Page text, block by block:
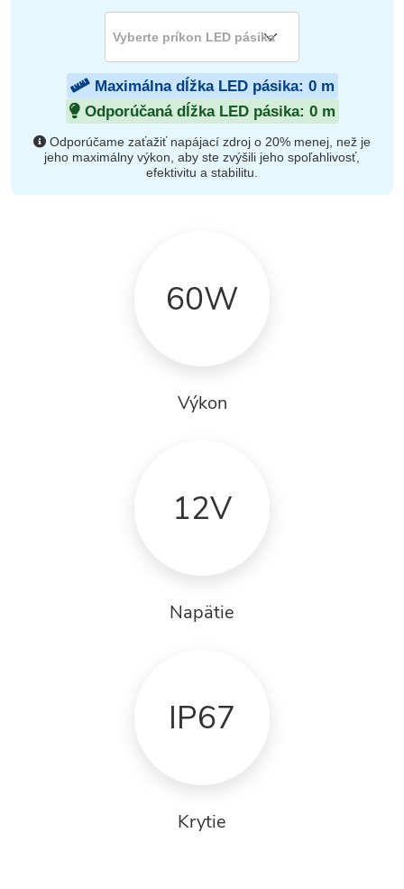
Maximálna dĺžka LED pásika: 0m
Odporúčaná dĺžka LED pásika: 0m
Odporúčame zaťažiť napájací zdroj o 20% menej, než je
jeho maximálny výkon, aby ste zvýšili jeho spoľahlivosť,
efektivitu a stabilitu.
60W
Výkon
12V
Napätie
IP67
Krytie